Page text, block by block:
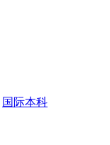
国际本科